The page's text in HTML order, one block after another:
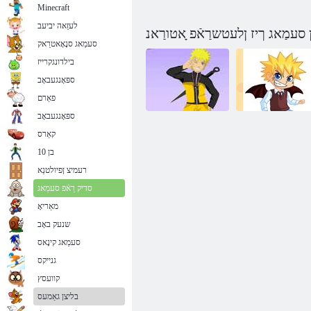
סעמַאג ךיז ןלעטשרַאֿפ ָאטורַאנ
Minecraft
לעזַאה יביעב
סעמַאג סנָאָאטרַאק
בילדונגקרייז
ספּאָנגעבאָב
פאַרם
ספּאָנגעבאָב
קאַרס
בן 10
רעמיצ ןפיולטנַא
סדיק רַאֿפ סעמַאג
מאַריאָ
שנעק באָב
סעמַאג קינָאס
גנייקס
קוועסץ
בליצן גאַמעס